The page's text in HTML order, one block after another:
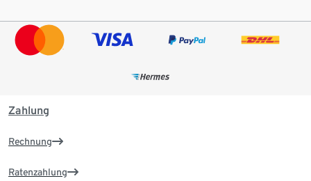
Zahlung
Rechnung
Ratenzahlung